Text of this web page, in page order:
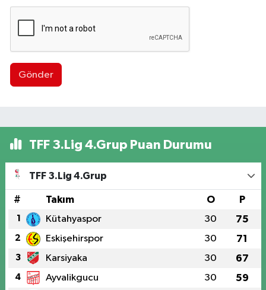
Gönder
TFF 3.Lig 4.Grup Puan Durumu
TFF 3.Lig 4.Grup
# Takım O P
1 Kütahyaspor 30 75
2 Eskişehirspor 30 71
3 Karsiyaka 30 67
4 Ayvalikgucu 30 59